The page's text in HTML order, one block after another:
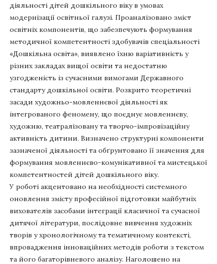
діяльності дітей дошкільного віку в умовах
модернізації освітньої галузі. Проаналізовано зміст
освітніх компонентів, що забезпечують формування
методичної компетентності здобувачів спеціальності
«Дошкільна освіта», виявлено їхню варіативність у
різних закладах вищої освіти та недостатню
узгодженість із сучасними вимогами Державного
стандарту дошкільної освіти. Розкрито теоретичні
засади художньо-мовленнєвої діяльності як
інтегрованого феномену, що поєднує мовленнєву,
художню, театралізовану та творчо-імпровізаційну
активність дитини. Визначено структурні компоненти
зазначеної діяльності та обґрунтовано її значення для
формування мовленнєво-комунікативної та мистецької
компетентностей дітей дошкільного віку.
У роботі акцентовано на необхідності системного
оновлення змісту професійної підготовки майбутніх
вихователів засобами інтеграції класичної та сучасної
дитячої літератури, послідовне вивчення художніх
творів у хронологічному та тематичному контексті,
впровадження інноваційних методів роботи з текстом
та його багаторівневого аналізу. Наголошено на